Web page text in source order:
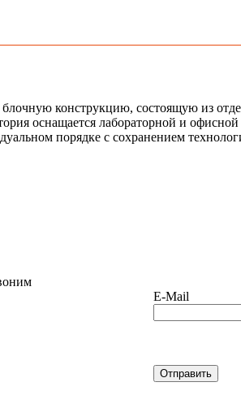
конструкцию, состоящую из
оснащается лабораторной и
порядке с сохранением
E-Mail
Отправить